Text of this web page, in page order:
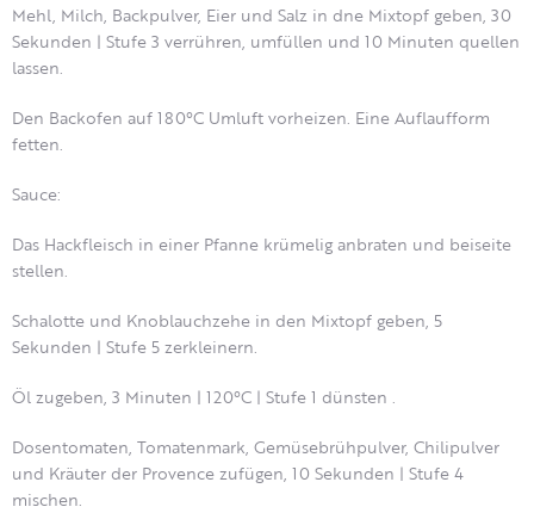
Mehl, Milch, Backpulver, Eier und Salz in dne Mixtopf geben, 30
Sekunden | Stufe 3 verrühren, umfüllen und 10 Minuten quellen
lassen.
Den Backofen auf 180°C Umluft vorheizen. Eine Auflaufform
fetten.
Sauce:
Das Hackfleisch in einer Pfanne krümelig anbraten und beiseite
stellen.
Schalotte und Knoblauchzehe in den Mixtopf geben, 5
Sekunden | Stufe 5 zerkleinern.
Öl zugeben, 3 Minuten | 120°C | Stufe 1 dünsten .
Dosentomaten, Tomatenmark, Gemüsebrühpulver, Chilipulver
und Kräuter der Provence zufügen, 10 Sekunden | Stufe 4
mischen.